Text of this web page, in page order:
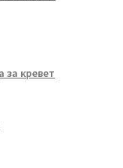
за кревет